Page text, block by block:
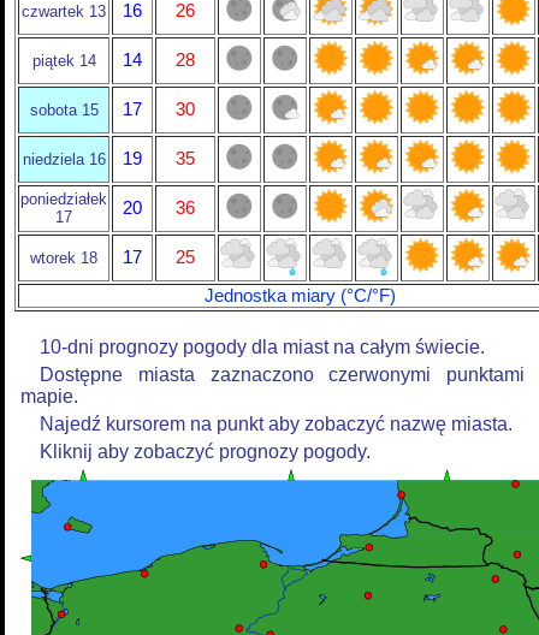
czwartek 13 16 26
piątek 14 14 28
sobota 15 17 30
niedziela 16 19 35
poniedziałek
17
20 36
wtorek 18 17
25
Jednostka miary (°C/°F)
10-dni prognozy pogody dla miast na całym świecie.
Dostępne miasta zaznaczono czerwonymi punktami
mapie.
Najedź kursorem na punkt aby zobaczyć nazwę miasta.
Kliknij aby zobaczyć prognozy pogody.